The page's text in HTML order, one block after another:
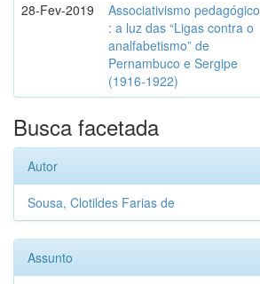
28-Fev-2019
Associativismo pedagógico
: a luz das “Ligas contra o
analfabetismo” de
Pernambuco e Sergipe
(1916-1922)
Busca facetada
Autor
Sousa, Clotildes Farias de
Assunto